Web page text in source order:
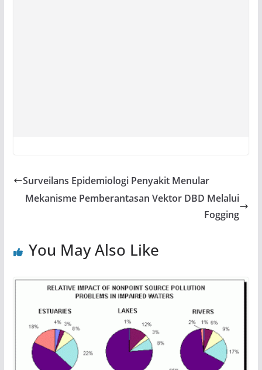
Surveilans Epidemiologi Penyakit Menular
Mekanisme Pemberantasan Vektor DBD Melalui
Fogging
You May Also Like